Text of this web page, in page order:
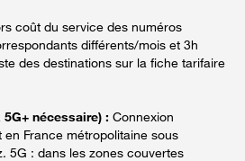
coût du service des numéros
différents/mois et 3h
des destinations sur la fiche tarifaire
nécessaire) : Connexion
France métropolitaine sous
5G : dans les zones couvertes